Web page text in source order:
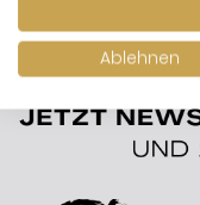
Ablehnen